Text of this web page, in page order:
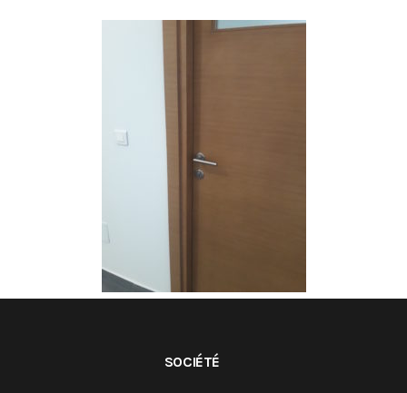
SOCIÉTÉ